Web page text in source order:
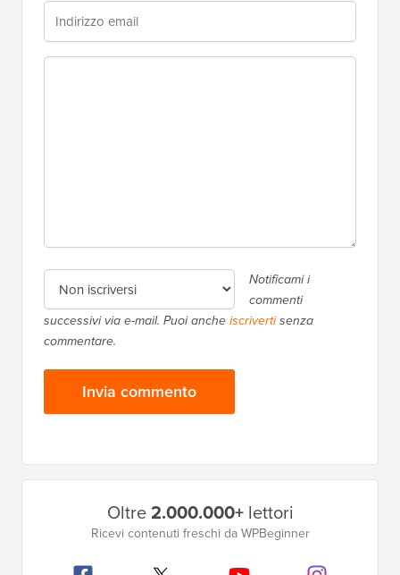
Notificami i
commenti
successivi via e-mail. Puoi ancheiscrivertisenza
commentare.
Oltre2.000.000+lettori
Ricevi contenuti freschi da WPBeginner